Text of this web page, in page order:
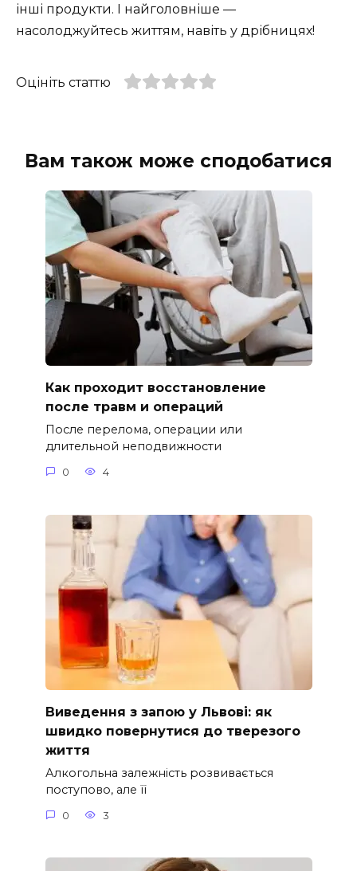
інші продукти. І найголовніше —
насолоджуйтесь життям, навіть у дрібницях!
Оцініть статтю
Вам також може сподобатися
Как проходит восстановление
после травм и операций
После перелома, операции или
длительной неподвижности
0 4
Виведення з запою у Львові: як
швидко повернутися до тверезого
життя
Алкогольна залежність розвивається
поступово, але її
0 3